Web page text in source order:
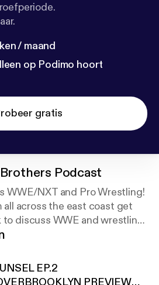
/ maand
op Podimo hoort
gratis
Podcast
WWE/NXT and Pro Wrestling!
across the east coast get
discuss WWE and wrestling
EP.2